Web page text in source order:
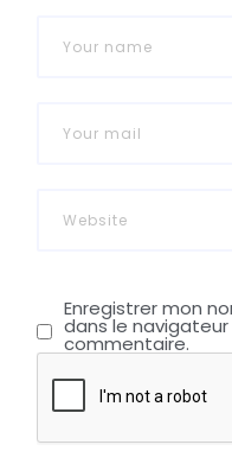
Enregistrer mon
dans le
commentaire.